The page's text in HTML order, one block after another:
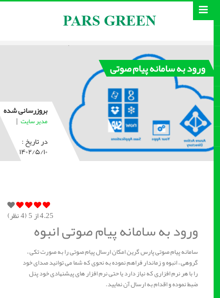
ورود به سامانه پیام صوتی
بروزرسانی شده
مدیر سایت |
در تاریخ :
۱۴۰۲/۵/۱۰
4.25از 5 ( 4نظر)
ورود به سامانه پیام صوتی انبوه
سامانه پیام صوتی پارس گرین امکان ارسال پیام صوتی را به صورت تکی ،
گروهی ، انبوه و زماندار فراهم نموده به نحوی که شما می توانید صدای خود
را با هر نرم افزاری که نیاز دارد یا حتی نرم افزار های پیشنهادی خود پنل
ضبط نموده و اقدام به ارسال آن نمایید.